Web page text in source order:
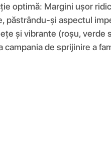
optimă: Margini ușor
păstrându-și aspectul
și vibrante (roșu, verde
de sprijinire a